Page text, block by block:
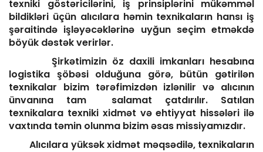
texniki göstəricilərini, iş prinsiplərini mükəmməl
bildikləri üçün alıcılara həmin texnikaların hansı iş
şəraitində işləyəcəklərinə uyğun seçim etməkdə
böyük dəstək verirlər.
Şirkətimizin öz daxili imkanları hesabına
logistika şöbəsi olduğuna görə, bütün gətirilən
texnikalar bizim tərəfimizdən izlənilir və alıcının
ünvanına tam salamat çatdırılır. Satılan
texnikalara texniki xidmət və ehtiyyat hissələri ilə
vaxtında təmin olunma bizim əsas missiyamızdır.
Alıcılara yüksək xidmət məqsədilə, texnikaların